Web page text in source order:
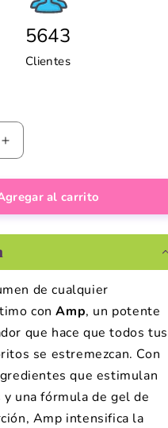
5643
Clientes
Aumentar
cantidad
para
Trio
Pack
de
Compra
2
y
llévate
el
tercero
a
$1.00
al carrito
de cualquier
conAmp, un potente
que hace que todos tus
se estremezcan. Con
que estimulan
una fórmula de gel de
Amp intensifica la